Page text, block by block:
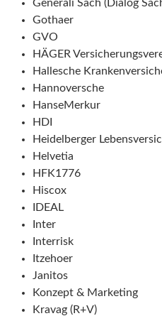
Generali Sach (Dialog
Gothaer
GVO
HÄGER
Hallesche
Hannoversche
HanseMerkur
HDI
Heidelberger
Helvetia
HFK1776
Hiscox
IDEAL
Inter
Interrisk
Itzehoer
Janitos
Konzept & Marketing
Kravag (R+V)